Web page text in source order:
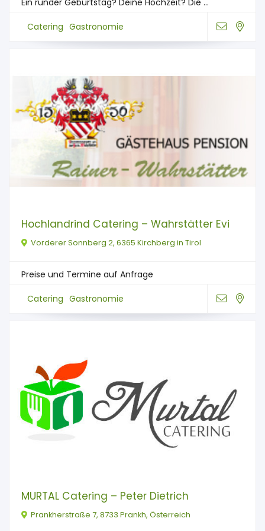
Ein runder Geburtstag? Deine Hochzeit? Die ...
Catering Gastronomie
Hochlandrind Catering – Wahrstätter Evi
Vorderer Sonnberg 2, 6365 Kirchberg in Tirol
Preise und Termine auf Anfrage
Catering Gastronomie
MURTAL Catering – Peter Dietrich
Prankherstraße 7, 8733 Prankh, Österreich